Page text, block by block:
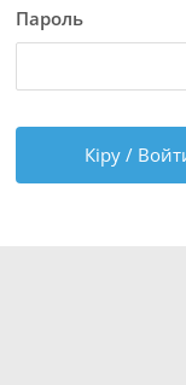
Пароль